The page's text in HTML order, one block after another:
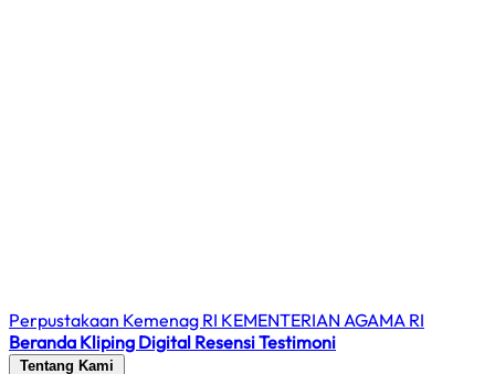
Perpustakaan Kemenag RI KEMENTERIAN AGAMA RI
Beranda Kliping Digital ResensiTestimoni
Tentang Kami